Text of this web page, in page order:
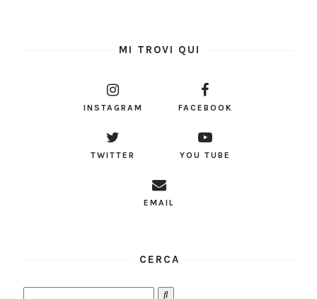
MI TROVI QUI
INSTAGRAM FACEBOOK
TWITTER YOU TUBE
EMAIL
CERCA